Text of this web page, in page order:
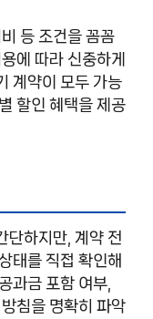
등 조건을 꼼꼼
에 따라 신중하게
계약이 모두 가능
할인 혜택을 제공
단하지만, 계약 전
태를 직접 확인해
과금 포함 여부,
침을 명확히 파악